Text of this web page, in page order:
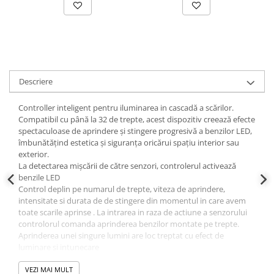
accesorii
Corpuri liniare
Iluminat de siguranta
Iluminat pe sina magnetica
Paneluri LED
Corpuri de iluminat decorativ
interior/exterior
Exterior
Accesorii pentru iluminat
Dulii
Senzori de miscare, crepusculari si
AFDD – Dispozitive de detectare a
Descriere
Controller inteligent pentru iluminarea in cascadă a scărilor.
Compatibil cu până la 32 de trepte, acest dispozitiv creează efecte
spectaculoase de aprindere și stingere progresivă a benzilor LED,
îmbunătățind estetica și siguranța oricărui spațiu interior sau
exterior.
La detectarea mișcării de către senzori, controlerul activează
benzile LED
Control deplin pe numarul de trepte, viteza de aprindere,
intensitate si durata de de stingere din momentul in care avem
toate scarile aprinse . La intrarea in raza de actiune a senzorului
controlorul comanda aprinderea benzilor montate pe trepte.
Aprinderea unei singure lumini are loc treptat cu efect de
Controlerul este echipat cu 2 detectoare PIR pe fire care sunt
amplasate în partea de jos și în partea de sus a scărilor. Când unul
VEZI MAI MULT